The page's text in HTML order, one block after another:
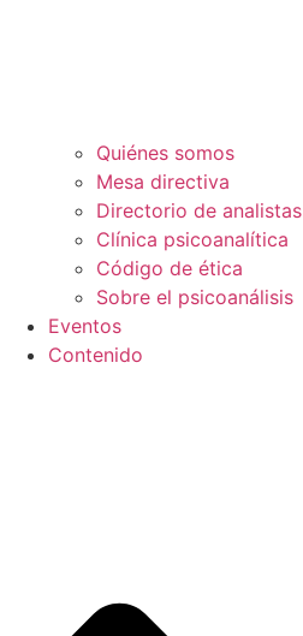
Quiénes somos
Mesa directiva
Directorio de analistas
Clínica psicoanalítica
Código de ética
Sobre el psicoanálisis
Eventos
Contenido